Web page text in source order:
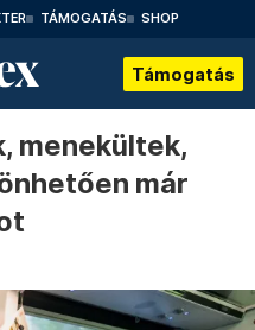
TÁMOGATÁS SHOP
Támogatás
menekültek,
már